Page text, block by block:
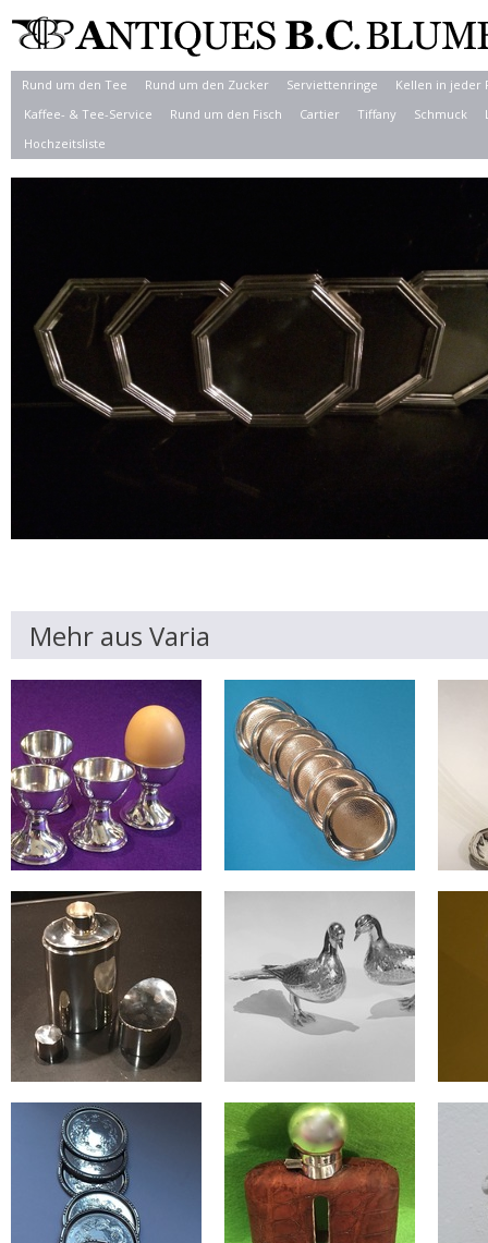
Rund um den Tee Rund um den Zucker Serviettenringe
Kellen in jeder
Kaffee- & Tee-Service
Rund um den Fisch Cartier Tiffany Schmuck
Hochzeitsliste
Mehr aus Varia